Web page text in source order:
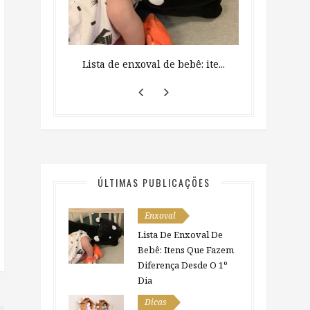
Lista de enxoval de bebê: ite...
ÚLTIMAS PUBLICAÇÕES
Enxoval
Lista De Enxoval De
Bebê: Itens Que Fazem
Diferença Desde O 1º
Dia
Dicas